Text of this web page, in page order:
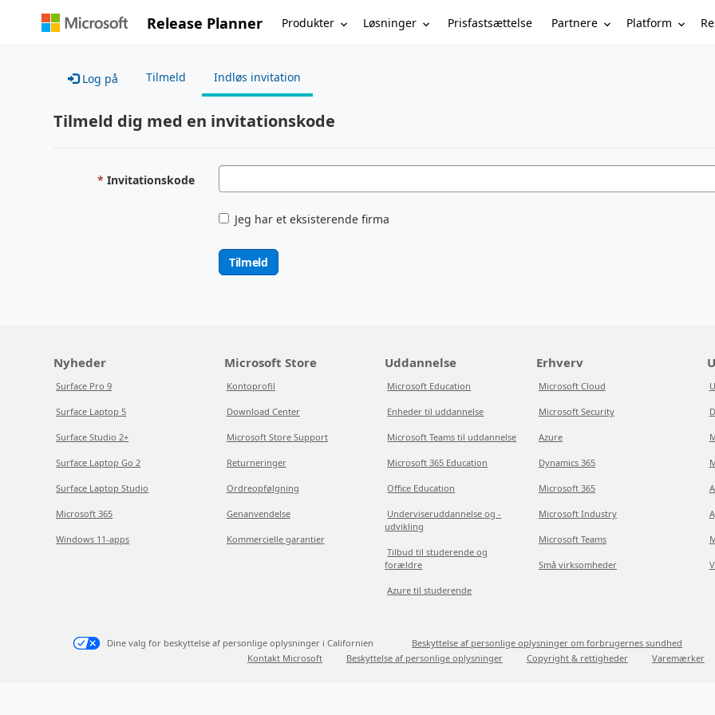
Release Planner Produkter Løsninger Prisfastsættelse Partnere Platform
Log på Tilmeld Indløs invitation
Tilmeld dig med en invitationskode
Invitationskode
Jeg har et eksisterende firma
Tilmeld
Nyheder
Surface Pro 9
Surface Laptop 5
Surface Studio 2+
Surface Laptop Go 2
Surface Laptop Studio
Microsoft 365
Windows 11-apps
Microsoft Store
Kontoprofil
Download Center
Microsoft Store Support
Returneringer
Ordreopfølgning
Genanvendelse
Kommercielle garantier
Uddannelse
Microsoft Education
Enheder til uddannelse
Microsoft Teams til uddannelse
Microsoft 365 Education
Office Education
Underviseruddannelse og -
udvikling
Tilbud til studerende og
forældre
Azure til studerende
Erhverv
Microsoft Cloud
Microsoft Security
Azure
Dynamics 365
Microsoft 365
Microsoft Industry
Microsoft Teams
Små virksomheder
Dine valg for beskyttelse af personlige oplysninger i Californien
Beskyttelse af personlige oplysninger om forbrugernes sundhed
Kontakt Microsoft
Beskyttelse af personlige oplysninger Copyright & rettigheder Varemærker